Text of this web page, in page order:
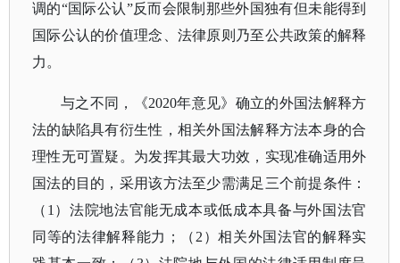
调的“国际公认”反而会限制那些外国独有但未能得到
国际公认的价值理念、法律原则乃至公共政策的解释
力。
与之不同，《2020年意见》确立的外国法解释方
法的缺陷具有衍生性，相关外国法解释方法本身的合
理性无可置疑。为发挥其最大功效，实现准确适用外
国法的目的，采用该方法至少需满足三个前提条件：
（1）法院地法官能无成本或低成本具备与外国法官
同等的法律解释能力；（2）相关外国法官的解释实